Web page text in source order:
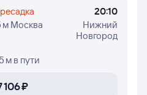
м Москва
20:10
Нижний
Новгород
м в пути
⁠106 ⁠₽